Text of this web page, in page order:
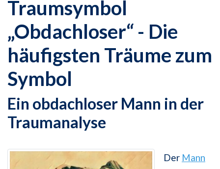
Traumsymbol
„Obdachloser“ - Die
häufigsten Träume zum
Symbol
Ein obdachloser Mann in der
Traumanalyse
Der Mann